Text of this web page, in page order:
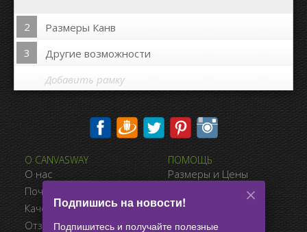
2
Размеры Канв
3
Другие возможности
Печать на сторонах канвы:
Нет
Расстояние между фото:
Расстояние до краёв:
Добавить рамку
О CANVASWAY
О нас
Почему CanvasWay.com
Качество Продукта
Отзывы Клиентов
ПОМОЩЬ
Размеры и Цены
Доставка
Условия Продажи
Подпишись на новости!
Подпишитесь и получайте полезные